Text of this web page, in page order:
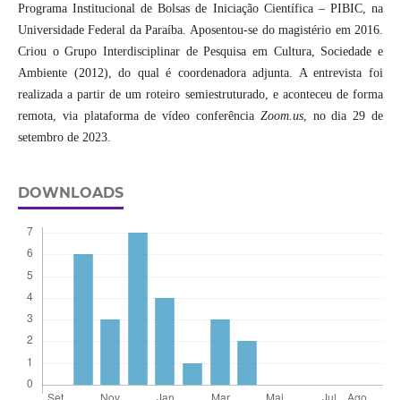
Programa Institucional de Bolsas de Iniciação Científica – PIBIC, na
Universidade Federal da Paraíba. Aposentou-se do magistério em 2016.
Criou o Grupo Interdisciplinar de Pesquisa em Cultura, Sociedade e
Ambiente (2012), do qual é coordenadora adjunta. A entrevista foi
realizada a partir de um roteiro semiestruturado, e aconteceu de forma
remota, via plataforma de vídeo conferência Zoom.us, no dia 29 de
setembro de 2023.
DOWNLOADS